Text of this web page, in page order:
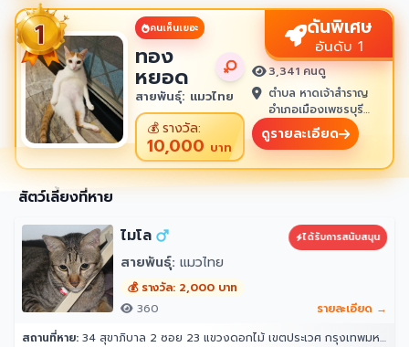
คนเห็นเยอะ
ทอง
หยอด
สายพันธุ์: แมวไทย
💰รางวัล:
10,000 บาท
ดันพิเศษ
อันดับ 1
3,341 คนดู
ตำบล หาดเจ้าสำราญ
อำเภอเมืองเพชรบุรี
เพชรบุรี 76100
ดูรายละเอียด
สัตว์เลี้ยงที่หาย
ไมโล
ได้รับการสนับสนุน
สายพันธุ์: แมวไทย
💰 รางวัล: 2,000 บาท
360
รายละเอียด →
สถานที่หาย: 34 สุขาภิบาล 2 ซอย 23 แขวงดอกไม้ เขตประเวศ กรุงเทพมหานคร 10250